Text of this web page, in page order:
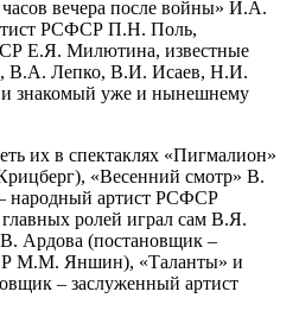
вечера после войны» И.А.
РСФСР П.Н. Поль,
Е.Я. Милютина, известные
Лепко, В.И. Исаев, Н.И.
знакомый уже и нынешнему
их в спектаклях «Пигмалион»
«Весенний смотр» В.
народный артист РСФСР
ролей играл сам В.Я.
Ардова (постановщик –
М.М. Яншин), «Таланты» и
– заслуженный артист